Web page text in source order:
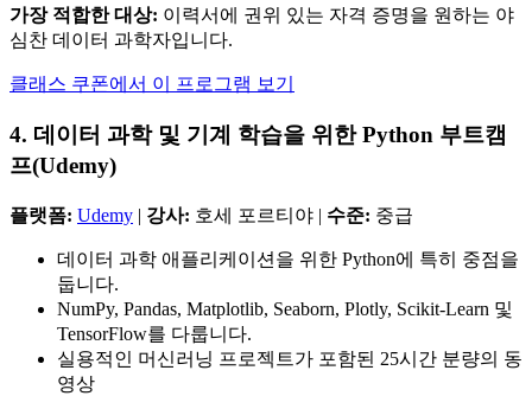
가장 적합한 대상: 이력서에 권위 있는 자격 증명을 원하는 야
심찬 데이터 과학자입니다.
클래스 쿠폰에서 이 프로그램 보기
4. 데이터 과학 및 기계 학습을 위한 Python 부트캠
프(Udemy)
플랫폼: Udemy | 강사: 호세 포르티야 | 수준: 중급
데이터 과학 애플리케이션을 위한 Python에 특히 중점을
둡니다.
NumPy, Pandas, Matplotlib, Seaborn, Plotly, Scikit-Learn 및
TensorFlow를 다룹니다.
실용적인 머신러닝 프로젝트가 포함된 25시간 분량의 동
영상